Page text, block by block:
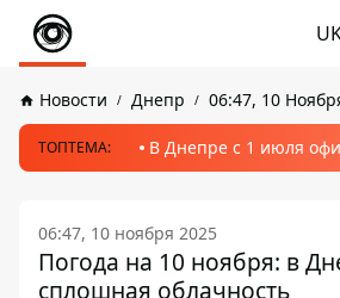
Новости Днепр 06:47, 10
ТОПТЕМА: В Днепре с 1 июля
06:47, 10 ноября 2025
Погода на 10 ноября: в
сплошная облачность